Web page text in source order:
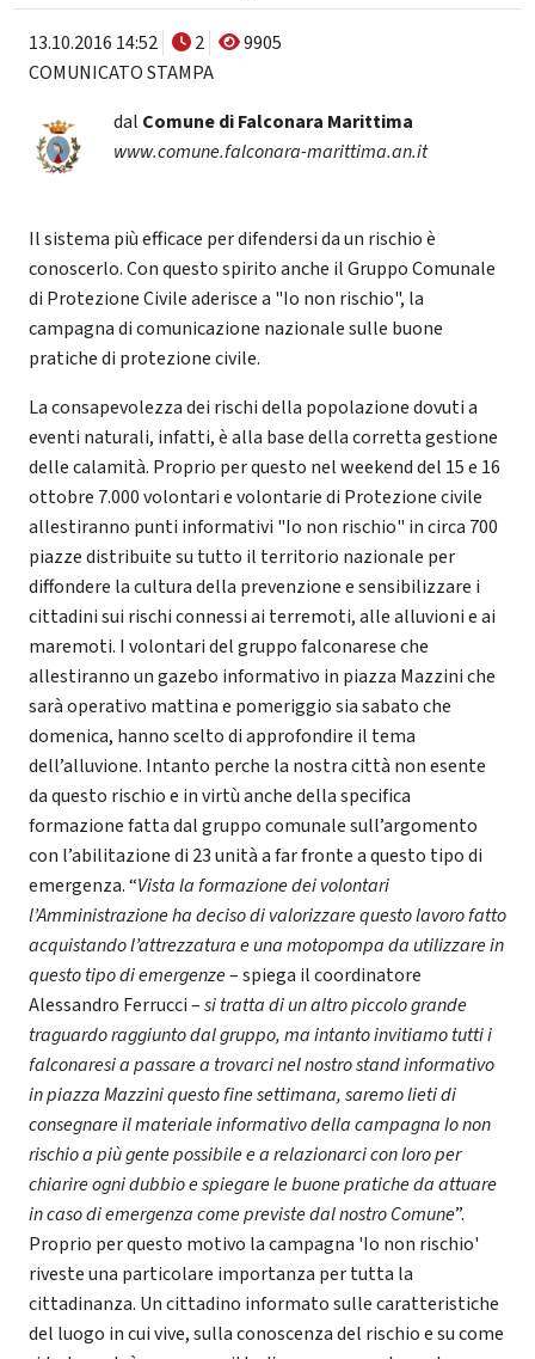
13.10.2016 14:52 2
9905
COMUNICATO STAMPA
dal Comune di Falconara Marittima
www.comune.falconara-marittima.an.it
Il sistema più efficace per difendersi da un rischio è
conoscerlo. Con questo spirito anche il Gruppo Comunale
di Protezione Civile aderisce a "Io non rischio", la
campagna di comunicazione nazionale sulle buone
pratiche di protezione civile.
La consapevolezza dei rischi della popolazione dovuti a
eventi naturali, infatti, è alla base della corretta gestione
delle calamità. Proprio per questo nel weekend del 15 e 16
ottobre 7.000 volontari e volontarie di Protezione civile
allestiranno punti informativi "Io non rischio" in circa 700
piazze distribuite su tutto il territorio nazionale per
diffondere la cultura della prevenzione e sensibilizzare i
cittadini sui rischi connessi ai terremoti, alle alluvioni e ai
maremoti. I volontari del gruppo falconarese che
allestiranno un gazebo informativo in piazza Mazzini che
sarà operativo mattina e pomeriggio sia sabato che
domenica, hanno scelto di approfondire il tema
dell’alluvione. Intanto perche la nostra città non esente
da questo rischio e in virtù anche della specifica
formazione fatta dal gruppo comunale sull’argomento
con l’abilitazione di 23 unità a far fronte a questo tipo di
emergenza. “Vista la formazione dei volontari
l’Amministrazione ha deciso di valorizzare questo lavoro fatto
acquistando l’attrezzatura e una motopompa da utilizzare in
questo tipo di emergenze– spiega il coordinatore
Alessandro Ferrucci –si tratta di un altro piccolo grande
traguardo raggiunto dal gruppo, ma intanto invitiamo tutti i
falconaresi a passare a trovarci nel nostro stand informativo
in piazza Mazzini questo fine settimana, saremo lieti di
consegnare il materiale informativo della campagna Io non
rischio a più gente possibile e a relazionarci con loro per
chiarire ogni dubbio e spiegare le buone pratiche da attuare
in caso di emergenza come previste dal nostro Comune”.
Proprio per questo motivo la campagna 'Io non rischio'
riveste una particolare importanza per tutta la
cittadinanza. Un cittadino informato sulle caratteristiche
del luogo in cui vive, sulla conoscenza del rischio e su come